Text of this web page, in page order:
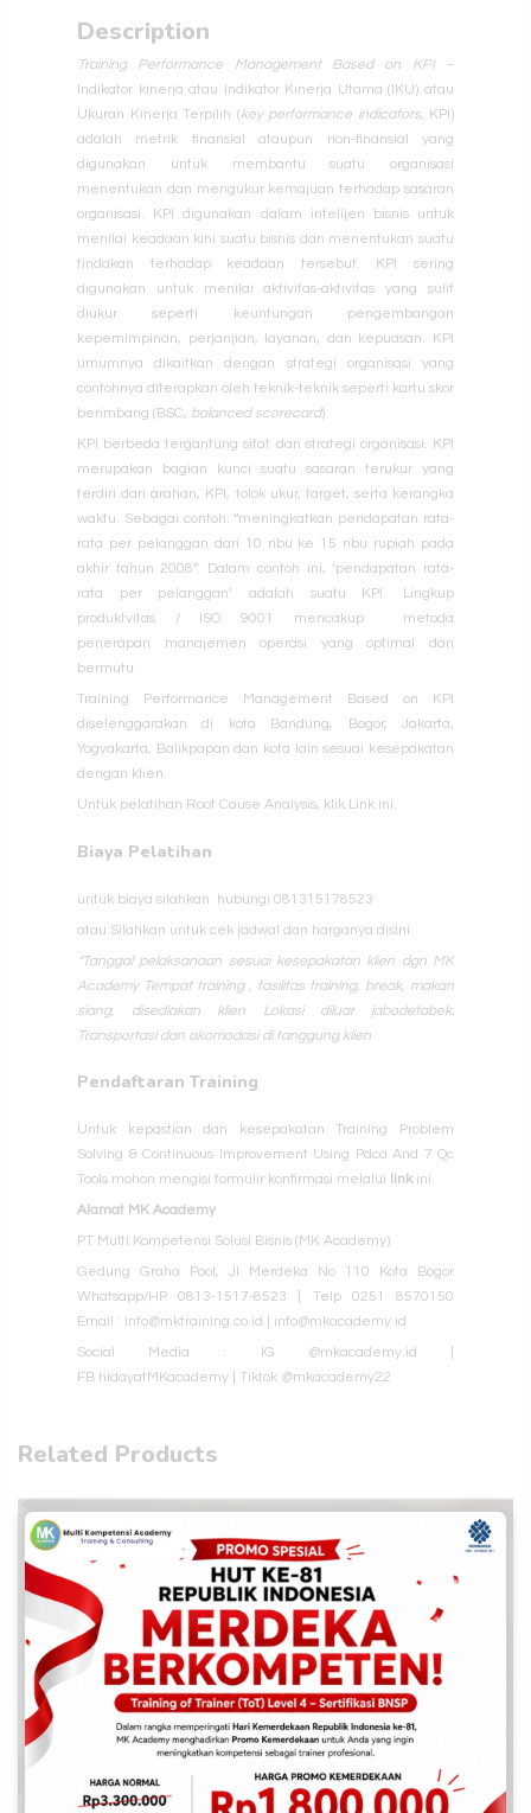
Description
Training Performance Management Based on KPI–
Indikator kinerja atau Indikator Kinerja Utama (IKU) atau
Ukuran Kinerja Terpilih (key performance indicators, KPI)
adalah metrik finansial ataupun non-finansial yang
digunakan untuk membantu suatu organisasi
menentukan dan mengukur kemajuan terhadap sasaran
organisasi. KPI digunakan dalam intelijen bisnis untuk
menilai keadaan kini suatu bisnis dan menentukan suatu
tindakan terhadap keadaan tersebut. KPI sering
digunakan untuk menilai aktivitas-aktivitas yang sulit
diukur seperti keuntungan pengembangan
kepemimpinan, perjanjian, layanan, dan kepuasan. KPI
umumnya dikaitkan dengan strategi organisasi yang
contohnya diterapkan oleh teknik-teknik seperti kartu skor
berimbang (BSC, balanced scorecard).
KPI berbeda tergantung sifat dan strategi organisasi. KPI
merupakan bagian kunci suatu sasaran terukur yang
terdiri dari arahan, KPI, tolok ukur, target, serta kerangka
waktu. Sebagai contoh: “meningkatkan pendapatan rata-
rata per pelanggan dari 10 ribu ke 15 ribu rupiah pada
akhir tahun 2008”. Dalam contoh ini, ‘pendapatan rata-
rata per pelanggan’ adalah suatu KPI. Lingkup
produktvitas / ISO 9001 mencakup metoda
penerapan
manajemen operasi yang optimal dan
bermutu.
Training Performance Management Based on KPI
diselenggarakan di kota Bandung,
Bogor, Jakarta,
Yogyakarta, Balikpapan dan kota lain sesuai kesepakatan
dengan klien.
Untuk pelatihan Root Cause Analysis, klik Link ini.
Biaya Pelatihan
untuk biaya silahkan hubungi 081315178523
atau Silahkan untuk cek jadwal dan harganya disini
*Tanggal pelaksanaan sesuai kesepakatan klien dgn MK
Academy Tempat training , fasilitas training, break, makan
siang, disediakan klien
Lokasi diluar jabodetabek.
Transportasi dan akomodasi di tanggung klien
Pendaftaran Training
Untuk kepastian dan kesepakatan Training Problem
Solving & Continuous Improvement Using Pdca And 7 Qc
Tools mohon mengisi formulir konfirmasi melalui link ini.
Alamat MK Academy
PT Multi Kompetensi Solusi Bisnis (MK Academy)
Gedung Graha Pool, Jl Merdeka No 110 Kota Bogor
Whatsapp/HP 0813-1517-8523 | Telp 0251 8570150
Email : info@mktraining.co.id | info@mkacademy.id
Social Media : IG @mkacademy.id
FB hidayatMKacademy | Tiktok @mkacademy22
Related Products